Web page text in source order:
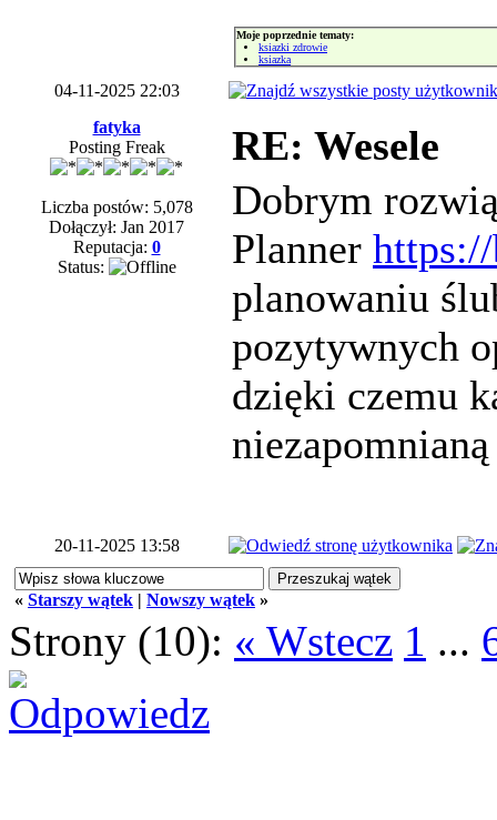
Moje poprzednie tematy:
ksiazki zdrowie
ksiazka
04-11-2025 22:03
fatyka
Posting Freak
Liczba postów: 5,078
Dołączył: Jan 2017
Reputacja: 0
Status:
RE: Wesele
Dobrym
Planner
planowaniu
pozytywnych
dzięki czemu
20-11-2025 13:58
« Starszy wątek | Nowszy wątek »
Strony (10): « Wstecz 1 ...